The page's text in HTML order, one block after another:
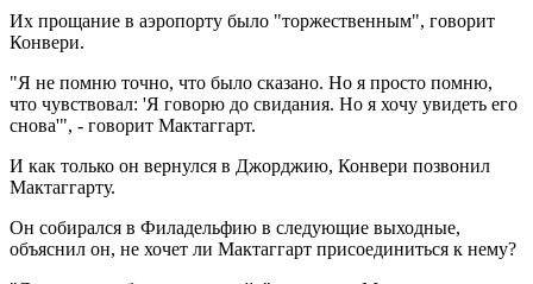
Их прощание в аэропорту было "торжественным", говорит
Конвери.
"Я не помню точно, что было сказано. Но я просто помню,
что чувствовал: 'Я говорю до свидания. Но я хочу увидеть его
снова'", - говорит Мактаггарт.
И как только он вернулся в Джорджию, Конвери позвонил
Мактаггарту.
Он собирался в Филадельфию в следующие выходные,
объяснил он, не хочет ли Мактаггарт присоединиться к нему?